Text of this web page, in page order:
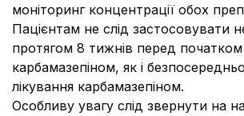
моніторинг концентрації обох
Пацієнтам не слід застосовувати
протягом 8 тижнів перед початком
карбамазепіном, як і
лікування карбамазепіном.
Особливу увагу слід звернути на